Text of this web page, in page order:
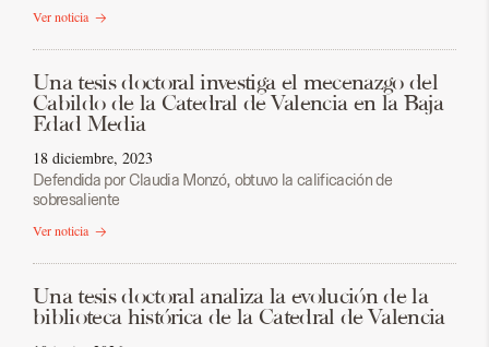
Ver noticia
Una tesis doctoral investiga el mecenazgo del
Cabildo de la Catedral de Valencia en la Baja
Edad Media
18 diciembre, 2023
Defendida por Claudia Monzó, obtuvo la calificación de
sobresaliente
Ver noticia
Una tesis doctoral analiza la evolución de la
biblioteca histórica de la Catedral de Valencia